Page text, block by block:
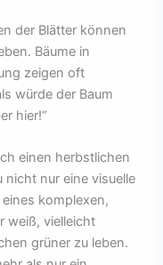
der Blätter können
Bäume in
zeigen oft
würde der Baum
hier!“
einen herbstlichen
nicht nur eine visuelle
komplexen,
weiß, vielleicht
grüner zu leben.